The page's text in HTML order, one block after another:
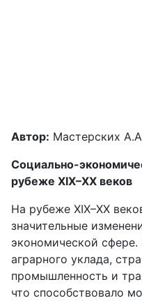
Автор: Мастерских
Социально-
рубеже XIX–XX веков
На рубеже XIX–XX
значительные
экономической
аграрного уклада,
промышленность и
что способствовало